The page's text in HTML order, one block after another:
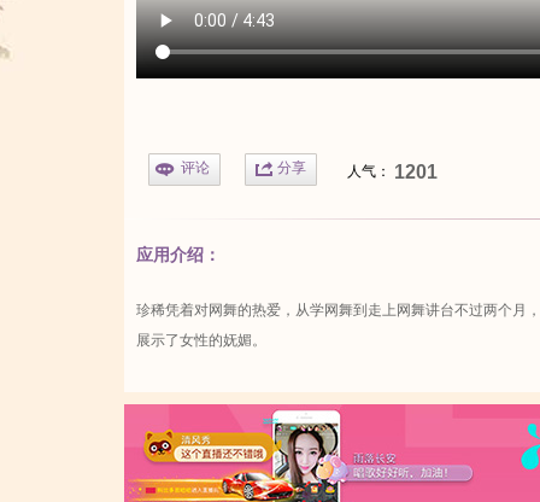
评论 分享 人气： 1201
应用介绍：
珍稀凭着对网舞的热爱，从学网舞到走上网舞讲台不过两个月
展示了女性的妩媚。